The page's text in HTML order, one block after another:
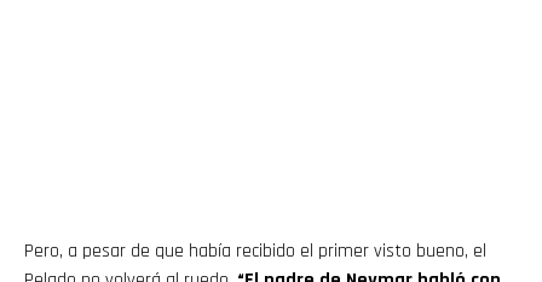
Pero, a pesar de que había recibido el primer visto bueno, el